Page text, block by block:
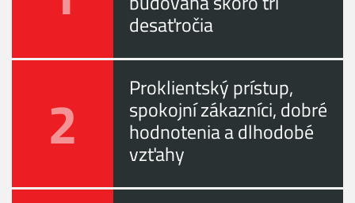
desaťročia
2 Proklientský prístup,
spokojní zákazníci, dobré
hodnotenia a dlhodobé
vzťahy